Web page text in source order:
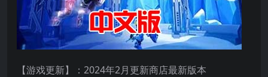
【游戏更新】：2024年2月更新商店最新版本